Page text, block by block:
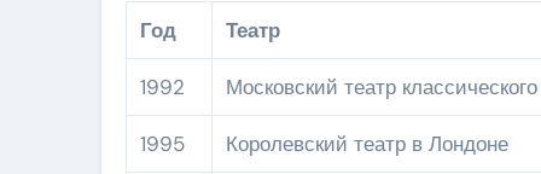
Год Театр
1992 Московский театр
1995 Королевский театр в Лондоне